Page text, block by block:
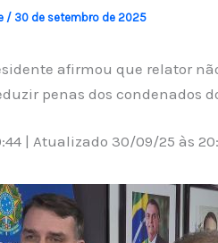
/ 30 de setembro de 2025
afirmou que relator
penas dos condenados
| Atualizado 30/09/25 às